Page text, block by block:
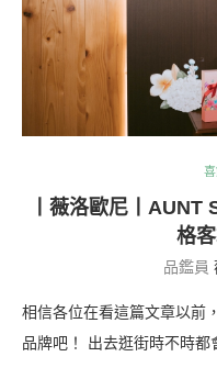
丨薇洛歐尼丨AUNT
格
品鑑員
相信各位在看這篇文章以前
品牌吧！ 出去逛街時不時